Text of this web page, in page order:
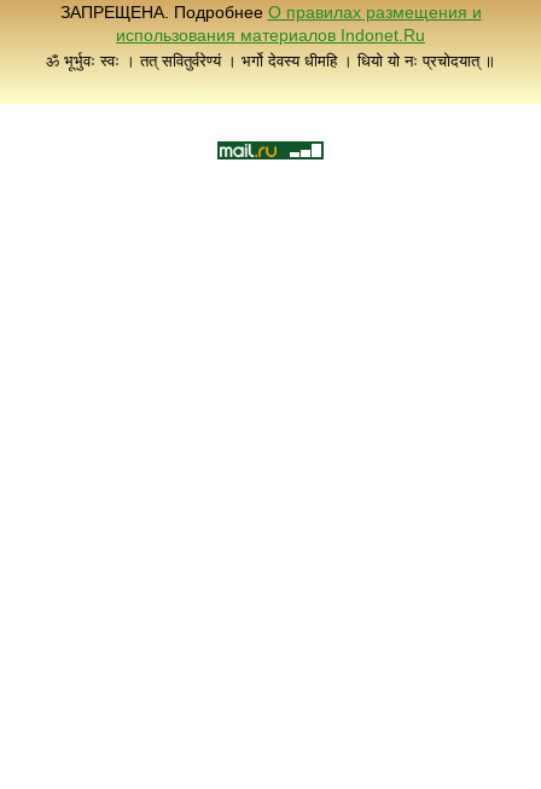
ЗАПРЕЩЕНА. Подробнее О правилах размещения и
использования материалов Indonet.Ru
ॐ भूर्भुवः स्वः । तत् सवितुर्वरेण्यं । भर्गो देवस्य धीमहि । धियो यो नः प्रचोदयात् ॥